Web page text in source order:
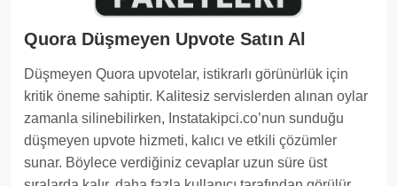
Quora Düşmeyen Upvote Satın Al
Düşmeyen Quora upvotelar, istikrarlı görünürlük için
kritik öneme sahiptir. Kalitesiz servislerden alınan oylar
zamanla silinebilirken, Instatakipci.co’nun sunduğu
düşmeyen upvote hizmeti, kalıcı ve etkili çözümler
sunar. Böylece verdiğiniz cevaplar uzun süre üst